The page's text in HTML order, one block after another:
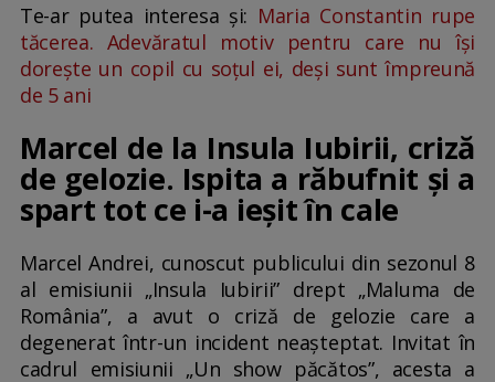
Te-ar putea interesa și: Maria Constantin rupe
tăcerea. Adevăratul motiv pentru care nu își
dorește un copil cu soțul ei, deși sunt împreună
de 5 ani
Marcel de la Insula Iubirii, criză
de gelozie. Ispita a răbufnit și a
spart tot ce i-a ieșit în cale
Marcel Andrei, cunoscut publicului din sezonul 8
al emisiunii „Insula Iubirii” drept „Maluma de
România”, a avut o criză de gelozie care a
degenerat într-un incident neașteptat. Invitat în
cadrul emisiunii „Un show păcătos”, acesta a